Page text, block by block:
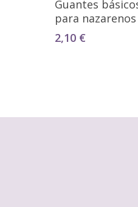
Guantes
para nazarenos
2,10 €